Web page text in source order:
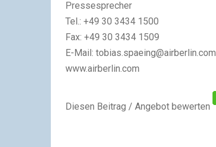
Pressesprecher
Tel.: +49 30 3434 1500
Fax: +49 30 3434 1509
E-Mail: tobias.spaeing@airberlin.com
www.airberlin.com
Diesen Beitrag / Angebot bewerten